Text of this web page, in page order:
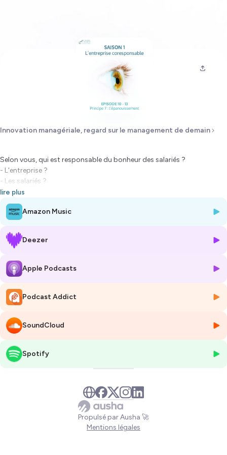
Innovation managériale, regard sur le management de demain
Selon vous, qui est responsable du bonheur des salariés ?
- L'entreprise ?
- Les salariés ?
- Les deux ?
D'après un sondage réalisé en 2021, 82% des salariés estiment que
il en penser ?
d’amélioration des conditions de vie au travail (facteurs extrinsèques).
Cela expliquerait qu’environ 80% des Français déclarent être heureux
au travail. Il reste cependant une marge de progrès très importante
concernant le plaisir au travail puisqu’il ne concernerait que 20% des
De nombreuses études démontrent que la sensation de plaisir est
avant tout provoquée par l’emploi occupé, et plus particulièrement le
contenu et les modalités de traitement des activités (facteurs
intrinsèques). Le besoin d’autonomie, de responsabilité, d’intérêt pour
le management par les appétences (aimer-faire).
Ce principe a pour but d’affirmer que l’épanouissement professionnel
est avant tout une coresponsabilité et qu’il repose sur un échange
lire plus
Amazon Music
Deezer
Apple Podcasts
Podcast Addict
SoundCloud
Spotify
Propulsé par Ausha 🚀
Mentions légales